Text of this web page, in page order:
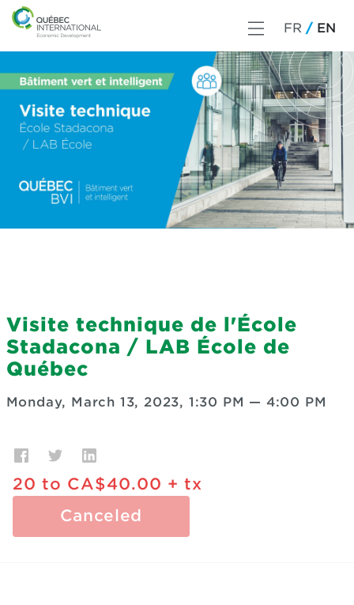
FR EN
Visite technique de l'École
Stadacona / LAB École de
Québec
Monday, March 13, 2023, 1:30 PM — 4:00 PM
20 to CA$40.00 + tx
Canceled